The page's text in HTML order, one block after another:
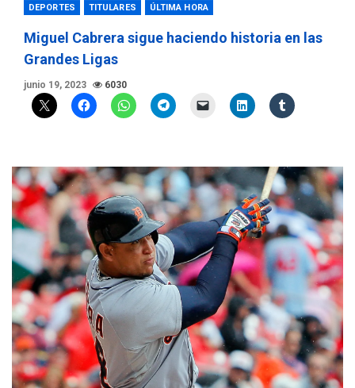
DEPORTES TITULARES ÚLTIMA HORA
Miguel Cabrera sigue haciendo historia en las
Grandes Ligas
junio 19, 2023 6030